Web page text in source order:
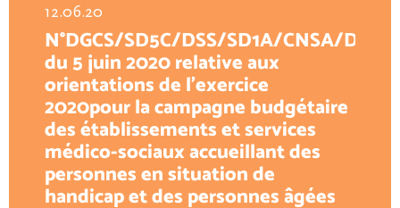
12.06.20
N°DGCS/SD5C/DSS/SD1A/CNSA/
du 5 juin 2020 relative aux
orientations de l’exercice
2020pour la campagne budgétaire
des établissements et services
médico-sociaux accueillant des
personnes en situation de
handicap et des personnes âgées